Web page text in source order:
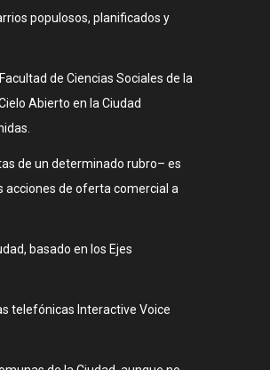
populosos, planificados y
de Ciencias Sociales de la
Abierto en la Ciudad
de un determinado rubro– es
acciones de oferta comercial a
basado en los Ejes
telefónicas Interactive Voice